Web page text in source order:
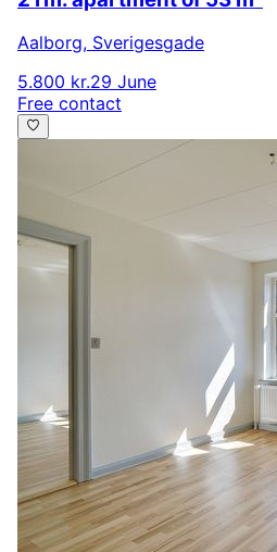
Aalborg, Sverigesgade
5.800 kr.29 June
Free contact